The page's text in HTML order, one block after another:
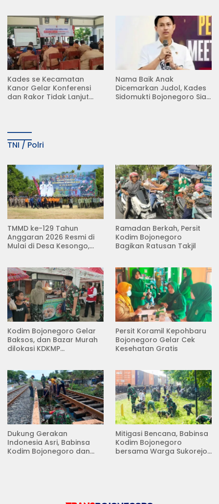
Kades se Kecamatan
Kanor Gelar Konferensi
dan Rakor Tidak Lanjut
Nama Baik Anak
Dicemarkan Judol, Kades
Sidomukti Bojonegoro Siap
TNI / Polri
TMMD ke-129 Tahun
Anggaran 2026 Resmi di
Mulai di Desa Kesongo,
Ramadan Berkah, Persit
Kodim Bojonegoro
Bagikan Ratusan Takjil
Kodim Bojonegoro Gelar
Baksos, dan Bazar Murah
dilokasi KDKMP
Persit Koramil Kepohbaru
Bojonegoro Gelar Cek
Kesehatan Gratis
Dukung Gerakan
Indonesia Asri, Babinsa
Kodim Bojonegoro dan
Mitigasi Bencana, Babinsa
Kodim Bojonegoro
bersama Warga Sukorejo